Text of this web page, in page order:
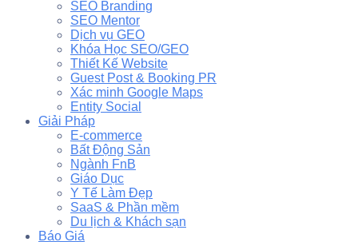
SEO Branding
SEO Mentor
Dịch vụ GEO
Khóa Học SEO/GEO
Thiết Kế Website
Guest Post & Booking PR
Xác minh Google Maps
Entity Social
Giải Pháp
E-commerce
Bất Động Sản
Ngành FnB
Giáo Dục
Y Tế Làm Đẹp
SaaS & Phần mềm
Du lịch & Khách sạn
Báo Giá